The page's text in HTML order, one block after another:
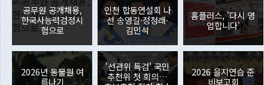
차원에서 (참석을) 검토하고 있다"고 발언한 데 대해서도 조 장관
외교부의 몫"이라며 "아직 거기까지 진도가 나가지 않았다"고
장관이 이날 소개한 대북 구상과 설명은 정부 내 조율을 거치지
점에서 문제가 있다. 특히 주적 표현 대체와 국호 사용, 9·19 군
원, 4자회담 추진 등은 통일부 장관이 결정할 사안이 아니어서 월
지적이 나오고 있다. 이 대통령은 정 장관의 업무보고를 듣고 난
업무보고에 발표했다고 승인난 건 아니다"라고 재차 확인했다. 정
투자가 80억1000만달러, 외국인의 국내투자가 46억3000만달러
했다. 증권투자에서는 외국인의 국내 주식 매도세가 이어졌다. 외
내 주식 투자는 차익실현 매도 등의 영향으로 316억1000만달러
전월(-310억5000만달러)에 이어 역대 최대 순매도 기록을 다시
. 외국인의 국내 채권투자는 세계국채지수(WGBI) 자금 유입에도
기도래 영향으로 증가 폭이 줄어든 52억9000만달러를 기록했
의 해외 증권투자는 주식을 중심으로 35억6000만달러 증가했
공무원 공개채용,
한국사능력검정시
험으로
인천 합동연설회 나
선 송영길·정청래·
김민석
홈플러스, '다시 영
업합니다'
2026년 동물원 여
름나기
'선관위 특검' 국민
추천위 첫 회의…
2026 을지연습 준
비보고회